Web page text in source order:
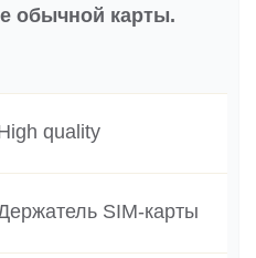
обычной карты.
quality
SIM-карты